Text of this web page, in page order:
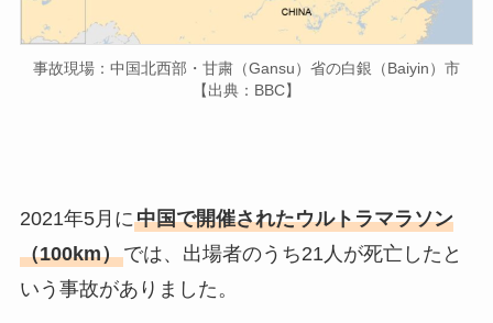
事故現場：中国北西部・甘粛（Gansu）省の白銀（Baiyin）市
【出典：BBC】
2021年5月に中国で開催されたウルトラマラソン
（100km）では、出場者のうち21人が死亡したと
いう事故がありました。